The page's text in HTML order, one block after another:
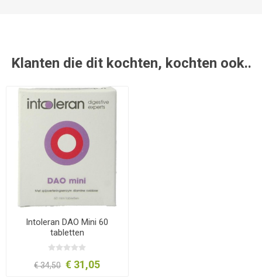
Klanten die dit kochten, kochten ook..
Intoleran DAO Mini 60
tabletten
€ 34,50 € 31,05